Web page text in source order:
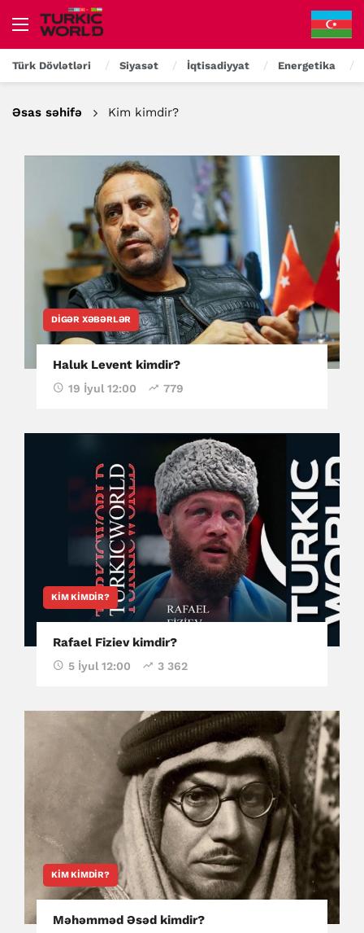
Türk Dövlətləri Siyasət İqtisadiyyat Energetika
Əsas səhifə Kim kimdir?
DIGƏR XƏBƏRLƏR
Haluk Levent kimdir?
19 İyul 12:00 779
KIM KIMDIR?
Rafael Fiziev kimdir?
5 İyul 12:00 3 362
KIM KIMDIR?
Məhəmməd Əsəd kimdir?